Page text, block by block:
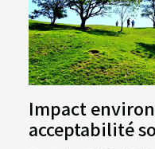
Impact
acceptabilité